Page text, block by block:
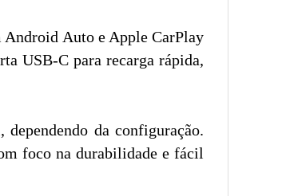
Auto e Apple CarPlay
USB-C para recarga rápida,
da configuração.
foco na durabilidade e fácil